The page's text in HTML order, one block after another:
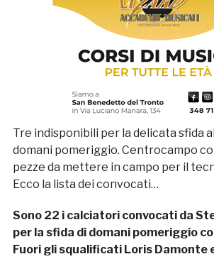
Tre indisponibili per la delicata sfida
domani pomeriggio. Centrocampo
pezze da mettere in campo per il
Ecco la lista dei convocati…
Sono 22 i calciatori convocati da
per la sfida di domani pomeriggio
Fuori gli squalificati Loris Damonte